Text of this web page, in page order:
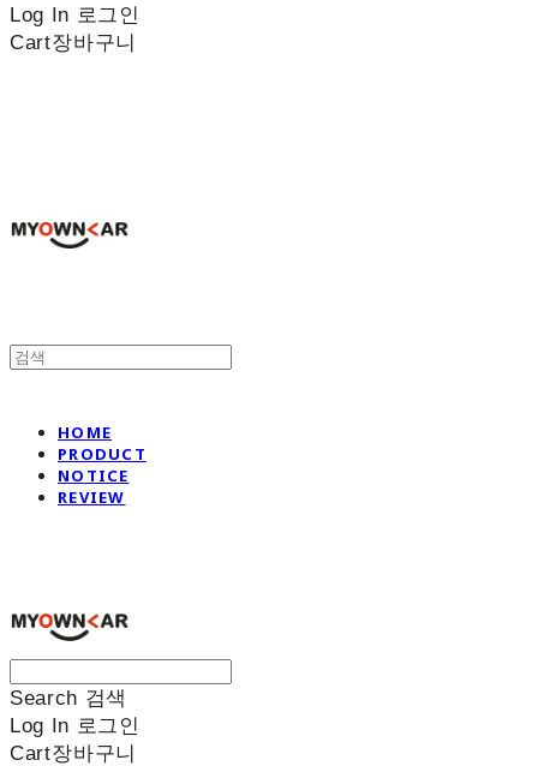
Log In 로그인
Cart장바구니
HOME
PRODUCT
NOTICE
REVIEW
Search 검색
Log In 로그인
Cart장바구니